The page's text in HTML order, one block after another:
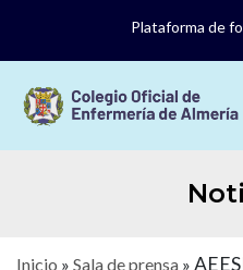
Plataforma de
Inicio » Sala de prensa »